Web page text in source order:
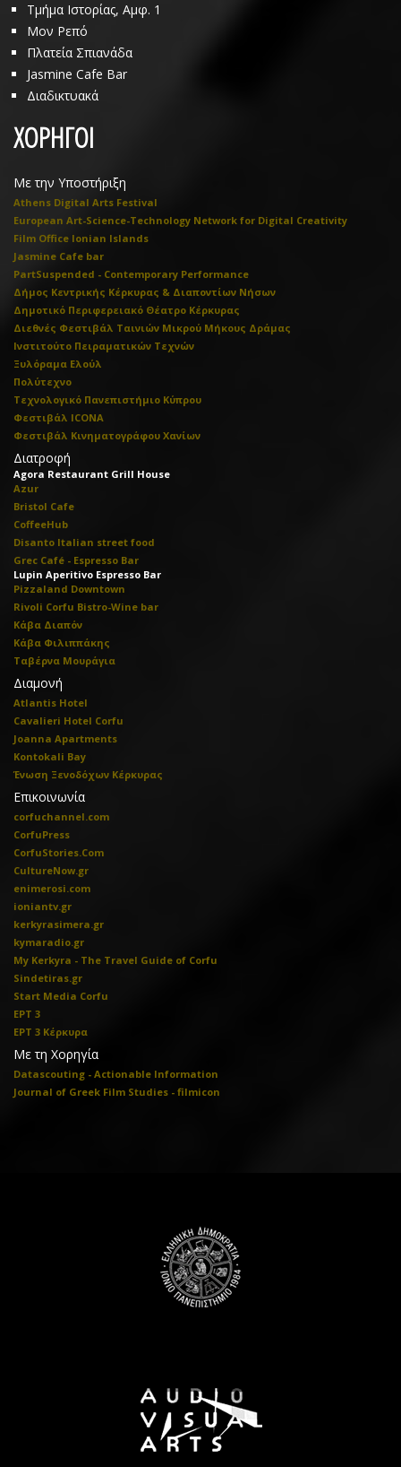
Τμήμα Ιστορίας, Αμφ. 1
Μον Ρεπό
Πλατεία Σπιανάδα
Jasmine Cafe Bar
Διαδικτυακά
ΧΟΡΗΓΟΙ
Με την Υποστήριξη
Athens Digital Arts Festival
European Art-Science-Technology Network for Digital Creativity
Film Office Ionian Islands
Jasmine Cafe bar
PartSuspended - Contemporary Performance
Δήμος Κεντρικής Κέρκυρας & Διαποντίων Νήσων
Δημοτικό Περιφερειακό Θέατρο Κέρκυρας
Διεθνές Φεστιβάλ Ταινιών Μικρού Μήκους Δράμας
Ινστιτούτο Πειραματικών Τεχνών
Ξυλόραμα Ελούλ
Πολύτεχνο
Τεχνολογικό Πανεπιστήμιο Κύπρου
Φεστιβάλ ICONA
Φεστιβάλ Κινηματογράφου Χανίων
Διατροφή
Agora Restaurant Grill House
Azur
Bristol Cafe
CoffeeHub
Disanto Italian street food
Grec Café - Espresso Bar
Lupin Aperitivo Espresso Bar
Pizzaland Downtown
Rivoli Corfu Bistro-Wine bar
Κάβα Διαπόν
Κάβα Φιλιππάκης
Ταβέρνα Μουράγια
Διαμονή
Atlantis Hotel
Cavalieri Hotel Corfu
Joanna Apartments
Kontokali Bay
Ένωση Ξενοδόχων Κέρκυρας
Επικοινωνία
corfuchannel.com
CorfuPress
CorfuStories.Com
CultureNow.gr
enimerosi.com
ioniantv.gr
kerkyrasimera.gr
kymaradio.gr
My Kerkyra - The Travel Guide of Corfu
Sindetiras.gr
Start Media Corfu
ΕΡΤ 3
ΕΡΤ 3 Κέρκυρα
Με τη Χορηγία
Datascouting - Actionable Information
Journal of Greek Film Studies - filmicon